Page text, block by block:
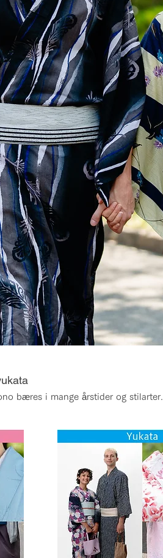
bæres i mange årstider og stilarter.